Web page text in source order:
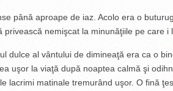
până aproape de iaz. Acolo era o
privească nemişcat la minunăţiile pe care
dulce al vântului de dimineaţă era ca o
uşor la viaţă după noaptea calmă şi
lacrimi matinale tremurând uşor. O fină